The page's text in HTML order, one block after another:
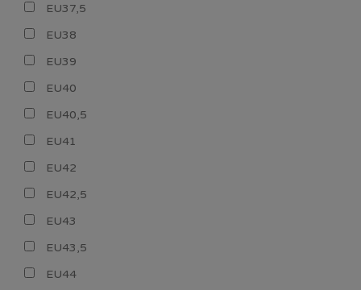
EU37,5
EU38
EU39
EU40
EU40,5
EU41
EU42
EU42,5
EU43
EU43,5
EU44